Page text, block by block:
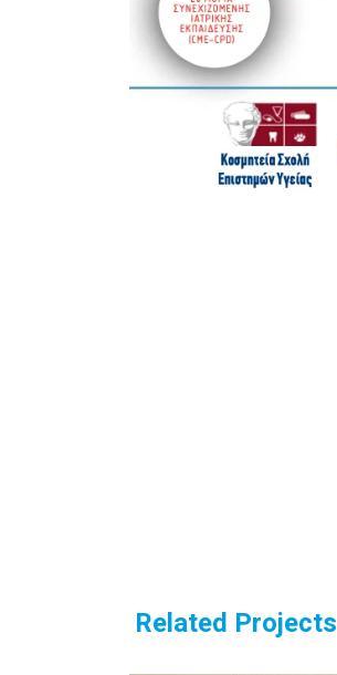
Related Projects